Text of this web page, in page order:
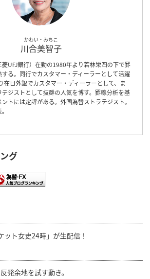
かわい・みちこ
川合美智子
UFJ銀行）在勤の1980年より若林栄四の下で罫
る。同行でカスタマー・ディーラーとして活躍
在日外銀でカスタマー・ディーラーとして、ま
ジストとして抜群の人気を博す。罫線分析を基
トには定評がある。外国為替ストラテジスト。
グ
ト女史24時」が生配信！
発余地を試す動き。